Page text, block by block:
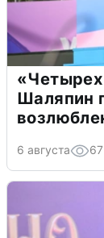
Шаляпин
6 августа 67